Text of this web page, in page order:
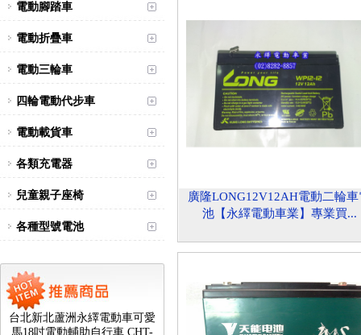
電動腳踏車
電動折疊車
電動三輪車
四輪電動代步車
電動載貨車
各類充電器
兒童親子座椅
各種型號電池
台北新北蘆洲永繹電動車可愛
馬18吋電動輔助自行車 CHT-
027
廣隆LONG12V12AH電動二輪
池【永繹電動車業】專業買...